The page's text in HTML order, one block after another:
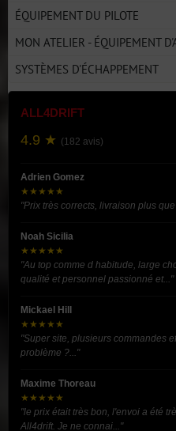
ÉQUIPEMENT DU PILOTE
MON ATELIER - ÉQUIPEMENT
SYSTÈMES D'ÉCHAPPEMENT
ALL4DRIFT
4.9 ★ (182 avis)
Adrien Gomez
★★★★★
"Prix très corrects, livraison plus
Noah Sicilia
★★★★★
"Au top comme d habitude, large
qualité et personnel passionné et..."
Mickael Hill
★★★★★
"Super site, plusieurs commandes
problème ?..."
Maxime Thoreau
★★★★★
"le prix était très bon, l'envoi a été
All4drift. Je ne connai..."